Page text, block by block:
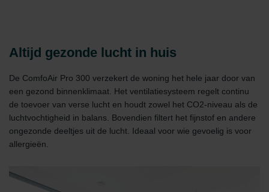
Altijd gezonde lucht in huis
De ComfoAir Pro 300 verzekert de woning het hele jaar door van
een gezond binnenklimaat. Het ventilatiesysteem regelt continu
de toevoer van verse lucht en houdt zowel het CO2-niveau als de
luchtvochtigheid in balans. Bovendien filtert het fijnstof en andere
ongezonde deeltjes uit de lucht. Ideaal voor wie gevoelig is voor
allergieën.